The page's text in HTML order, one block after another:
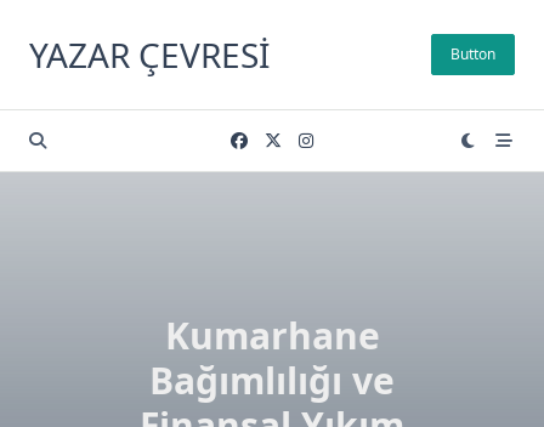
content
YAZAR ÇEVRESI Button
Kumarhane
Bağımlılığı ve